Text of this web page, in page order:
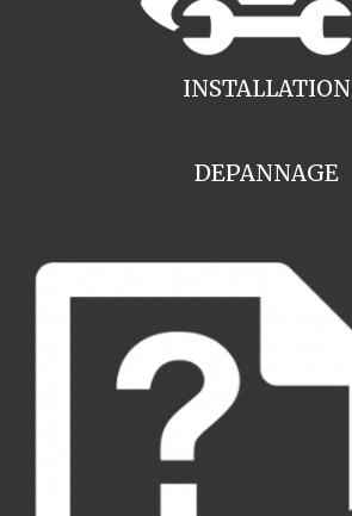
INSTALLATION
DEPANNAGE